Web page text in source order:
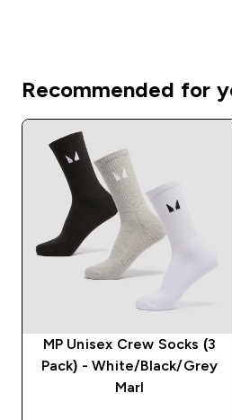
Recommended for
MP Unisex Crew Socks (3
Pack) - White/Black/Grey
Marl